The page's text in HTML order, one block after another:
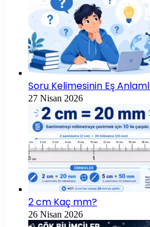
Soru Kelimesinin Eş
27 Nisan 2026
2 cm Kaç mm?
26 Nisan 2026